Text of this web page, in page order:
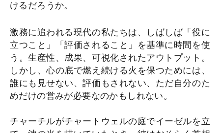
けるだろうか。
激務に追われる現代の私たちは、しばしば「役に
立つこと」「評価されること」を基準に時間を使
う。生産性、成果、可視化されたアウトプット。
しかし、心の底で燃え続ける火を保つためには、
誰にも見せない、評価もされない、ただ自分のた
めだけの営みが必要なのかもしれない。
チャーチルがチャートウェルの庭でイーゼルを立